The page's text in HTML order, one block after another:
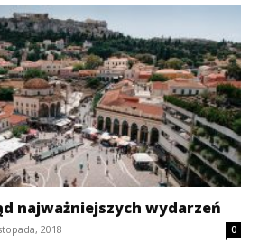
najważniejszych wydarzeń
2018 0